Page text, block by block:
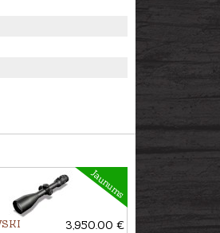
Jaunums
3,950.00 €